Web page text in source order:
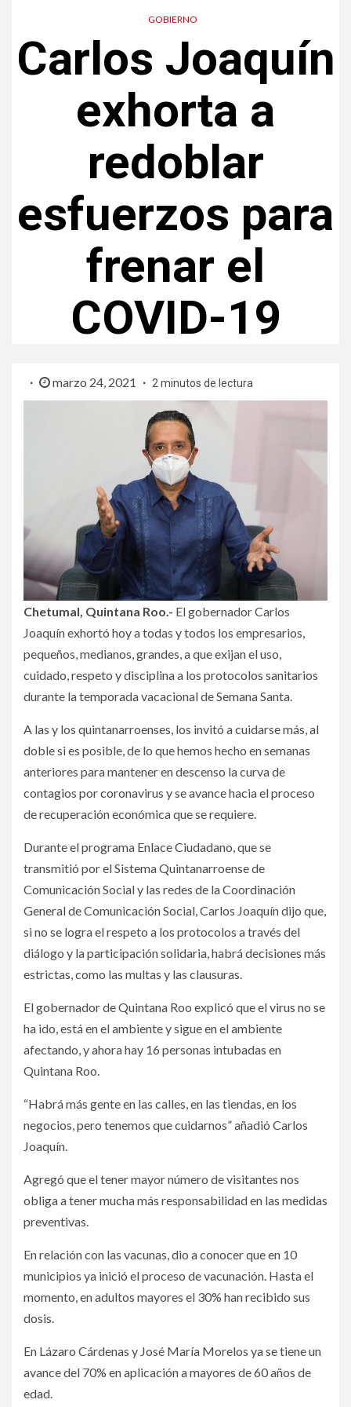
GOBIERNO
Carlos Joaquín
exhorta a
redoblar
esfuerzos para
frenar el
COVID-19
marzo 24, 2021 2 minutos de lectura
Chetumal, Quintana Roo.- El gobernador Carlos
Joaquín exhortó hoy a todas y todos los empresarios,
pequeños, medianos, grandes, a que exijan el uso,
cuidado, respeto y disciplina a los protocolos sanitarios
durante la temporada vacacional de Semana Santa.
A las y los quintanarroenses, los invitó a cuidarse más, al
doble si es posible, de lo que hemos hecho en semanas
anteriores para mantener en descenso la curva de
contagios por coronavirus y se avance hacia el proceso
de recuperación económica que se requiere.
Durante el programa Enlace Ciudadano, que se
transmitió por el Sistema Quintanarroense de
Comunicación Social y las redes de la Coordinación
General de Comunicación Social, Carlos Joaquín dijo que,
si no se logra el respeto a los protocolos a través del
diálogo y la participación solidaria, habrá decisiones más
estrictas, como las multas y las clausuras.
El gobernador de Quintana Roo explicó que el virus no se
ha ido, está en el ambiente y sigue en el ambiente
afectando, y ahora hay 16 personas intubadas en
Quintana Roo.
“Habrá más gente en las calles, en las tiendas, en los
negocios, pero tenemos que cuidarnos” añadió Carlos
Joaquín.
Agregó que el tener mayor número de visitantes nos
obliga a tener mucha más responsabilidad en las medidas
preventivas.
En relación con las vacunas, dio a conocer que en 10
municipios ya inició el proceso de vacunación. Hasta el
momento, en adultos mayores el 30% han recibido sus
dosis.
En Lázaro Cárdenas y José María Morelos ya se tiene un
avance del 70% en aplicación a mayores de 60 años de
edad.